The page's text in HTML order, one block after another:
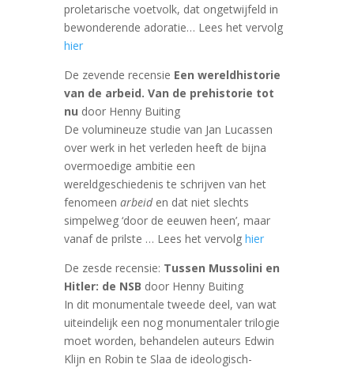
proletarische voetvolk, dat ongetwijfeld in
bewonderende adoratie… Lees het vervolg
hier
De zevende recensie Een wereldhistorie
van de arbeid. Van de prehistorie tot
nu door Henny Buiting
De volumineuze studie van Jan Lucassen
over werk in het verleden heeft de bijna
overmoedige ambitie een
wereldgeschiedenis te schrijven van het
fenomeen arbeiden dat niet slechts
simpelweg ‘door de eeuwen heen’, maar
vanaf de prilste … Lees het vervolg hier
De zesde recensie: Tussen Mussolini en
Hitler: de NSB door Henny Buiting
In dit monumentale tweede deel, van wat
uiteindelijk een nog monumentaler trilogie
moet worden, behandelen auteurs Edwin
Klijn en Robin te Slaa de ideologisch-